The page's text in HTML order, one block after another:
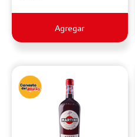
Agregar